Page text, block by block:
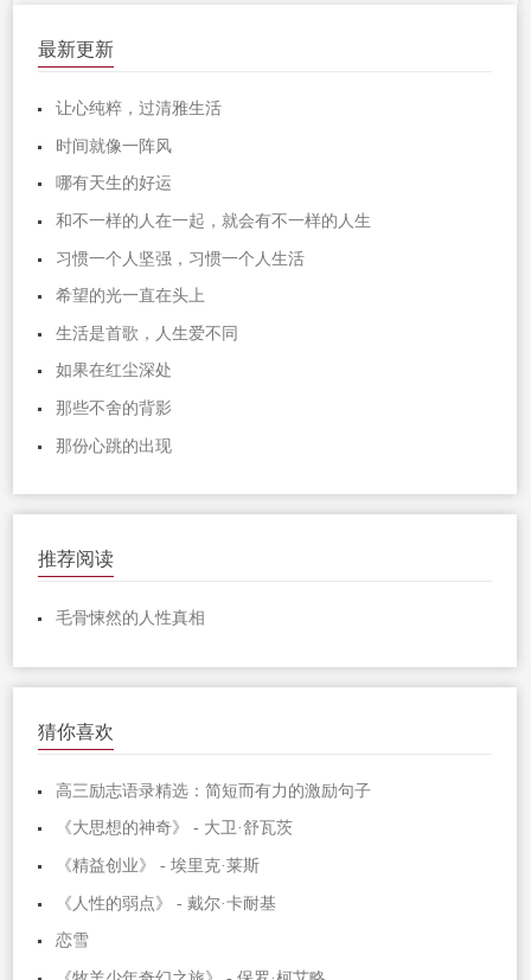
最新更新
让心纯粹，过清雅生活
时间就像一阵风
哪有天生的好运
和不一样的人在一起，就会有不一样的人生
习惯一个人坚强，习惯一个人生活
希望的光一直在头上
生活是首歌，人生爱不同
如果在红尘深处
那些不舍的背影
那份心跳的出现
推荐阅读
毛骨悚然的人性真相
猜你喜欢
高三励志语录精选：简短而有力的激励句子
《大思想的神奇》 - 大卫·舒瓦茨
《精益创业》 - 埃里克·莱斯
《人性的弱点》 - 戴尔·卡耐基
恋雪